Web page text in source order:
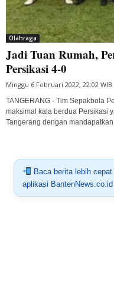
Olahraga
Jadi Tuan Rumah,
Persikasi 4-0
Minggu 6 Februari 2022, 22:02 WIB
TANGERANG - Tim Sepakbola
maksimal kala berdua Persikasi
Tangerang dengan mandapatkan
Baca berita lebih cepat
aplikasi BantenNews.co.id